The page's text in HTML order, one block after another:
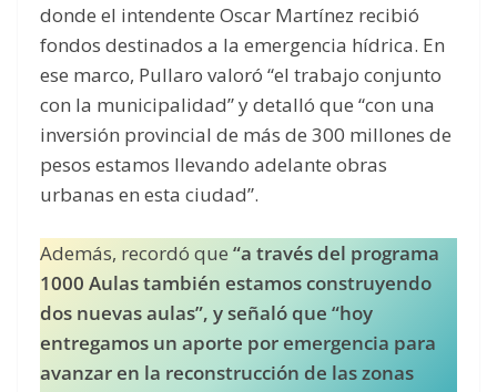
donde el intendente Oscar Martínez recibió
fondos destinados a la emergencia hídrica. En
ese marco, Pullaro valoró “el trabajo conjunto
con la municipalidad” y detalló que “con una
inversión provincial de más de 300 millones de
pesos estamos llevando adelante obras
urbanas en esta ciudad”.
Además, recordó que “a través del programa
1000 Aulas también estamos construyendo
dos nuevas aulas”, y señaló que “hoy
entregamos un aporte por emergencia para
avanzar en la reconstrucción de las zonas